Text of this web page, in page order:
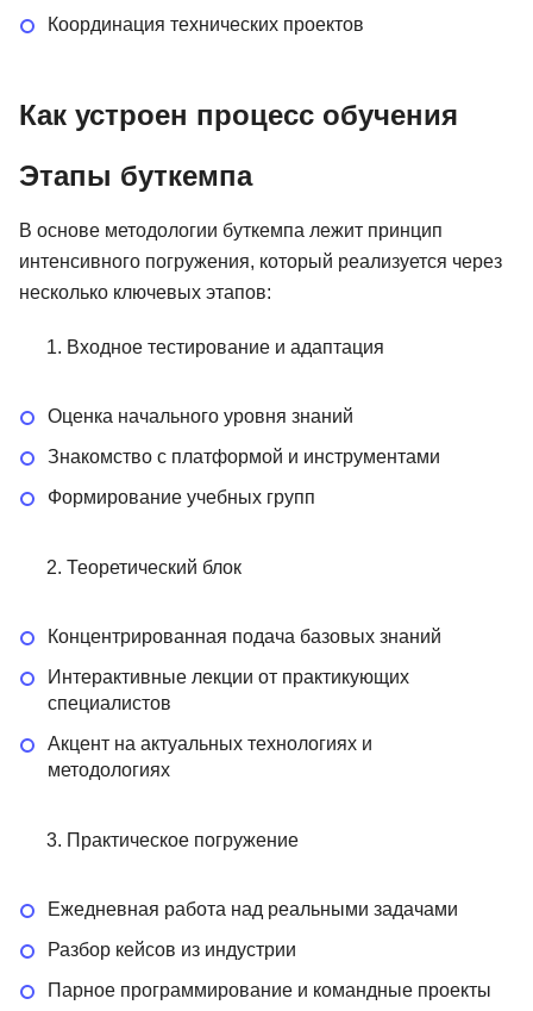
Координация технических проектов
Как устроен процесс обучения
Этапы буткемпа
В основе методологии буткемпа лежит принцип
интенсивного погружения, который реализуется через
несколько ключевых этапов:
Входное тестирование и адаптация
Оценка начального уровня знаний
Знакомство с платформой и инструментами
Формирование учебных групп
Теоретический блок
Концентрированная подача базовых знаний
Интерактивные лекции от практикующих
специалистов
Акцент на актуальных технологиях и
методологиях
Практическое погружение
Ежедневная работа над реальными задачами
Разбор кейсов из индустрии
Парное программирование и командные проекты